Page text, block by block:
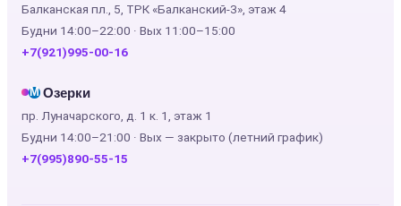
Балканская пл., 5, ТРК «Балканский-3», этаж 4
Будни 14:00–22:00 · Вых 11:00–15:00
+7(921)995-00-16
М Озерки
пр. Луначарского, д. 1 к. 1, этаж 1
Будни 14:00–21:00 · Вых — закрыто (летний график)
+7(995)890-55-15